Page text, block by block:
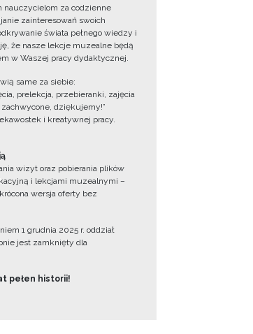
za codzienne
zainteresowań swoich
świata pełnego wiedzy i
że nasze lekcje muzealne będą
w Waszej pracy dydaktycznej.
same za siebie:
prelekcja, przebieranki, zajęcia
dziękujemy!”
i kreatywnej pracy.
wizyt oraz pobierania plików
i lekcjami muzealnymi –
wersja oferty bez
1 grudnia 2025 r. oddział
jest zamknięty dla
pełen historii!